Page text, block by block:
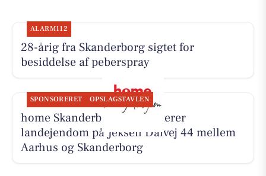
ALARM112
28-årig fra Skanderborg sigtet for
besiddelse af peberspray
SPONSORERET OPSLAGSTAVLEN
home Skanderborg præsenterer
landejendom på Jeksen Dalvej 44 mellem
Aarhus og Skanderborg